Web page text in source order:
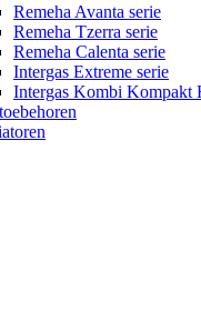
Remeha Avanta serie
Remeha Tzerra serie
Remeha Calenta serie
Intergas Extreme serie
Intergas Kombi Kompakt